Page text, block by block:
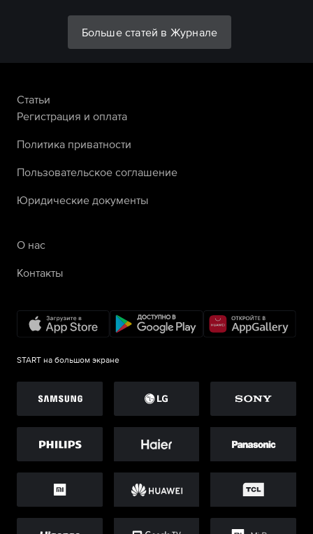
Больше статей в Журнале
Статьи
Регистрация и оплата
Политика приватности
Пользовательское соглашение
Юридические документы
О нас
Контакты
START на большом экране